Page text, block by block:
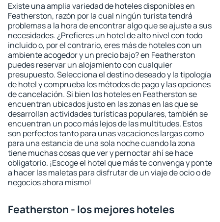
Existe una amplia variedad de hoteles disponibles en
Featherston, razón por la cual ningún turista tendrá
problemas a la hora de encontrar algo que se ajuste a sus
necesidades. ¿Prefieres un hotel de alto nivel con todo
incluido o, por el contrario, eres más de hoteles con un
ambiente acogedor y un precio bajo? en Featherston
puedes reservar un alojamiento con cualquier
presupuesto. Selecciona el destino deseado y la tipología
de hotel y comprueba los métodos de pago y las opciones
de cancelación. Si bien los hoteles en Featherston se
encuentran ubicados justo en las zonas en las que se
desarrollan actividades turísticas populares, también se
encuentran un poco más lejos de las multitudes. Estos
son perfectos tanto para unas vacaciones largas como
para una estancia de una sola noche cuando la zona
tiene muchas cosas que ver y pernoctar ahí se hace
obligatorio. ¡Escoge el hotel que más te convenga y ponte
a hacer las maletas para disfrutar de un viaje de ocio o de
negocios ahora mismo!
Featherston - los mejores hoteles